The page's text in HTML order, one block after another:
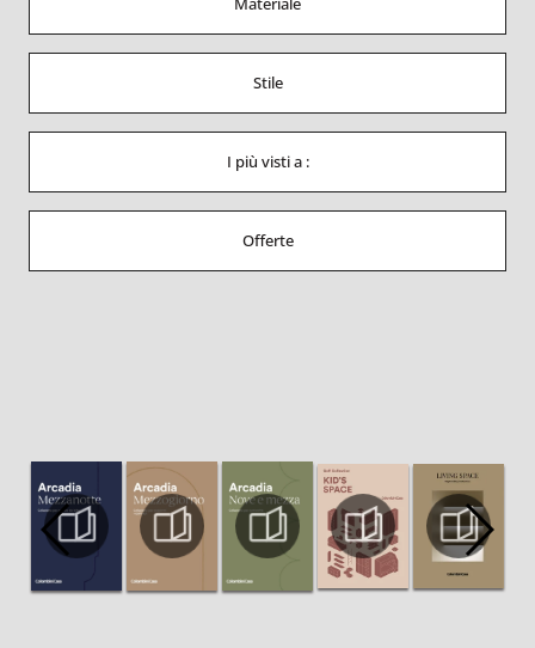
Stile
I più visti a :
Offerte